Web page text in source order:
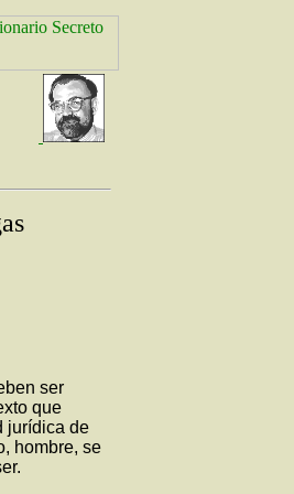
ser
que
jurídica de
hombre, se